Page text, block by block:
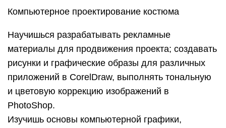
Компьютерное проектирование костюма
Научишься разрабатывать рекламные
материалы для продвижения проекта; создавать
рисунки и графические образы для различных
приложений в CorelDraw, выполнять тональную
и цветовую коррекцию изображений в
PhotoShop.
Изучишь основы компьютерной графики,